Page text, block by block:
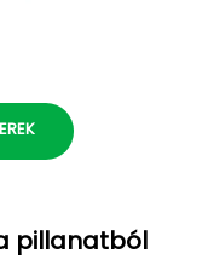
pillanatból